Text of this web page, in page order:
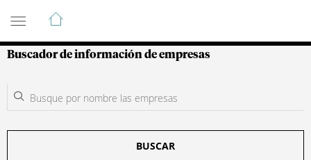
Guía de Empresas Colombianas
Buscador de información de empresas
BUSCAR